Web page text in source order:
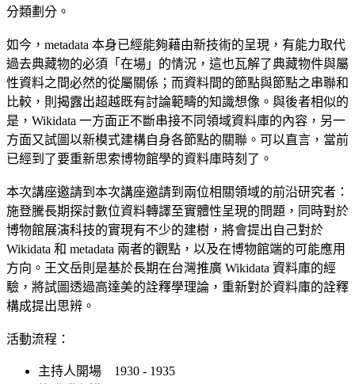
分類劃分。
如今，metadata 本身已經能夠藉由新技術的呈現，有能力取代
過去典藏物的必須「在場」的情況，這也瓦解了典藏物件與屬
性資料之間必然的從屬關係；而資料間的節點與節點之串聯和
比較，則揭露出超越既有討論範疇的知識想像。與後者相似的
是，Wikidata 一方面正不斷串接不同領域資料庫的內容，另一
方面又試圖以新模式建構自身各節點的關聯。可以直言，當前
已經到了要重新思索博物館學的資料庫時刻了。
本次講座邀請到本次講座邀請到兩位相關領域的前沿研究者：
施登騰長期探討數位資料轉譯至實體性呈現的問題，同時對於
博物館展演科技的實現有不少的建樹，將會提出自己對於
Wikidata 和 metadata 兩者的觀點，以及在博物館端的可能應用
方向。王文岳則是基於長期在台灣推廣 Wikidata 資料庫的經
驗，將試圖透過高達美的詮釋學理論，重新對於資料庫的詮釋
構成提出思辨。
活動流程：
主持人開場 1930 - 1935